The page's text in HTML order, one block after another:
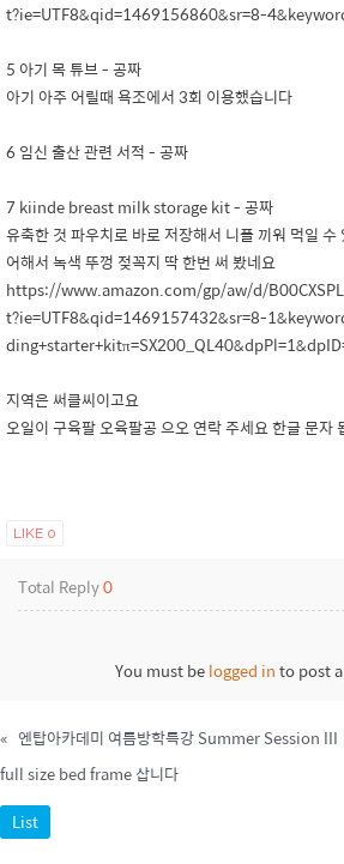
t?ie=UTF8&qid=1469156860&sr=8-
5 아기 목 튜브 - 공짜
아기 아주 어릴때 욕조에서 3회 이용했습니다
6 임신 출산 관련 서적 - 공짜
7 kiinde breast milk storage kit - 공짜
유축한 것 파우치로 바로 저장해서 니플 끼워 먹일
어해서 녹색 뚜껑 젖꼭지 딱 한번 써 봤네요
https://www.amazon.com/gp/aw/d/
t?ie=UTF8&qid=1469157432&sr=8-
지역은 써클씨이고요
오일이 구육팔 오육팔공 으오 연락 주세요 한글 문자
LIKE 0
Total Reply0
You must belogged into post
« 엔탑아카데미 여름방학특강 Summer Session III
full size bed frame 삽니다
List